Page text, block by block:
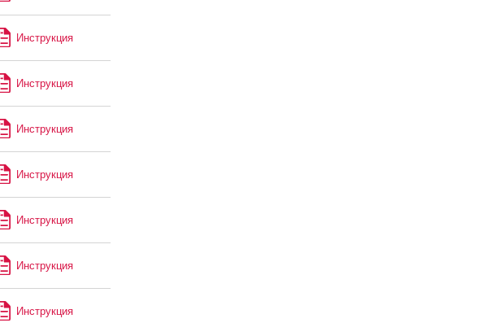
Инструкция
Инструкция
Инструкция
Инструкция
Инструкция
Инструкция
Инструкция